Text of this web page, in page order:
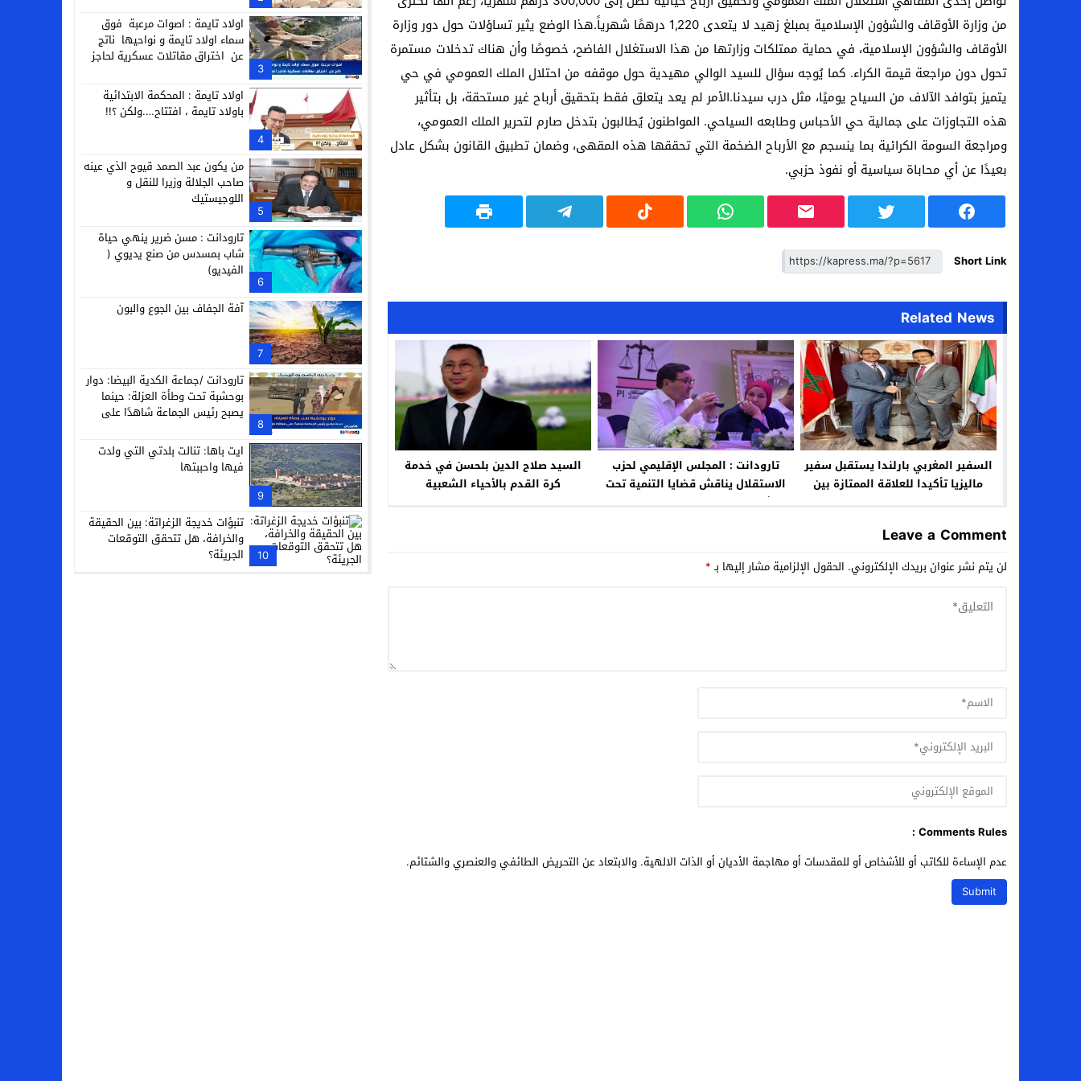
من وزارة الأوقاف والشؤون الإسلامية بمبلغ زهيد لا يتعدى 1,220 درهمًا شهرياً.هذا الوضع يثير تساؤلات حول دور وزارة
الأوقاف والشؤون الإسلامية، في حماية ممتلكات وزارتها من هذا الاستغلال الفاضح، خصوصًا وأن هناك تدخلات مستمرة
تحول دون مراجعة قيمة الكراء. كما يُوجه سؤال للسيد الوالي مهيدية حول موقفه من احتلال الملك العمومي في حي
يتميز بتوافد الآلاف من السياح يوميًا، مثل درب سيدنا.الأمر لم يعد يتعلق فقط بتحقيق أرباح غير مستحقة، بل بتأثير
هذه التجاوزات على جمالية حي الأحباس وطابعه السياحي. المواطنون يُطالبون بتدخل صارم لتحرير الملك العمومي،
ومراجعة السومة الكرائية بما ينسجم مع الأرباح الضخمة التي تحققها هذه المقهى، وضمان تطبيق القانون بشكل عادل
بعيدًا عن أي محاباة سياسية أو نفوذ حزبي.
Short Link
Related News
السفير المغربي بارلندا يستقبل سفير
ماليزيا تأكيدا للعلاقة الممتازة بين
تارودانت : المجلس الإقليمي لحزب
الاستقلال يناقش قضايا التنمية تحت
شعار “الإنصاف والعدالة” (صور)
السيد صلاح الدين بلحسن في خدمة
كرة القدم بالأحياء الشعبية
Leave a Comment
لن يتم نشر عنوان بريدك الإلكتروني. الحقول الإلزامية مشار إليها بـ*
Comments Rules :
عدم الإساءة للكاتب أو للأشخاص أو للمقدسات أو مهاجمة الأديان أو الذات الالهية. والابتعاد عن التحريض الطائفي والعنصري والشتائم.
3
اولاد تايمة : اصوات مرعبة فوق
سماء اولاد تايمة و نواحيها ناتج
عن اختراق مقاتلات عسكرية لحاجز
4
اولاد تايمة : المحكمة الابتدائية
باولاد تايمة ، افتتاح….ولكن ؟!!
5
من يكون عبد الصمد قيوح الذي عينه
صاحب الجلالة وزيرا للنقل و
اللوجيستيك
6
تارودانت : مسن ضرير ينهي حياة
شاب بمسدس من صنع يديوي (
الفيديو)
7
آفة الجفاف بين الجوع والبون
8
تارودانت /جماعة الكدية البيضا: دوار
بوحشبة تحت وطأة العزلة: حينما
يصبح رئيس الجماعة شاهدًا على
9
ايت باها: تنالت بلدتي التي ولدت
فيها واحببتها
10
تنبؤات خديجة الزغراتة: بين الحقيقة
والخرافة، هل تتحقق التوقعات
الجريئة؟